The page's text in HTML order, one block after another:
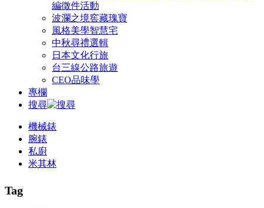
編徵件活動
波瀾之境窖藏瑰寶
風格美學智慧宅
中秋尋禮選輯
日本文化行旅
台三線公路旅遊
CEO品味學
專欄
搜尋
機械錶
腕錶
私廚
米其林
Tag